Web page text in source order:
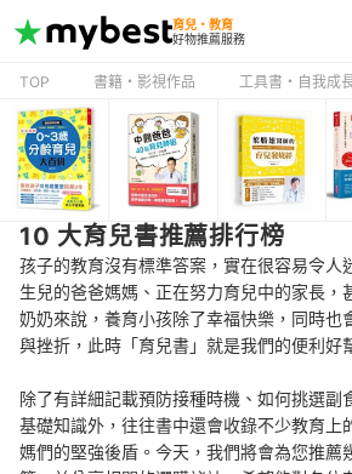
育兒・教育
好物推薦服務
TOP 書籍・影視作品 工具書・自我成
10 大育兒書推薦排行榜
孩子的教育沒有標準答案，實在很容易令人
生兒的爸爸媽媽、正在努力育兒中的家長，
奶奶來說，養育小孩除了幸福快樂，同時也
與挫折，此時「育兒書」就是我們的便利好
除了有詳細記載預防接種時機、如何挑選副
基礎知識外，往往書中還會收錄不少教育上
媽們的堅強後盾。今天，我們將會為您推薦